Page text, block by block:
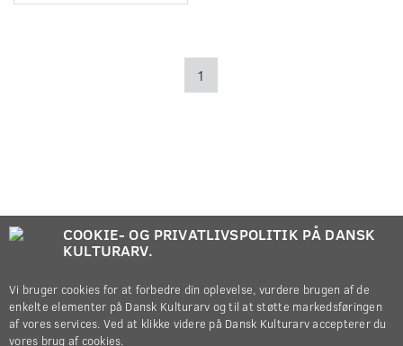
1
COOKIE- OG PRIVATLIVSPOLITIK PÅ DANSK
KULTURARV.
Vi bruger cookies for at forbedre din oplevelse, vurdere brugen af de
enkelte elementer på Dansk Kulturarv og til at støtte markedsføringen
af vores services. Ved at klikke videre på Dansk Kulturarv accepterer du
vores brug af cookies.